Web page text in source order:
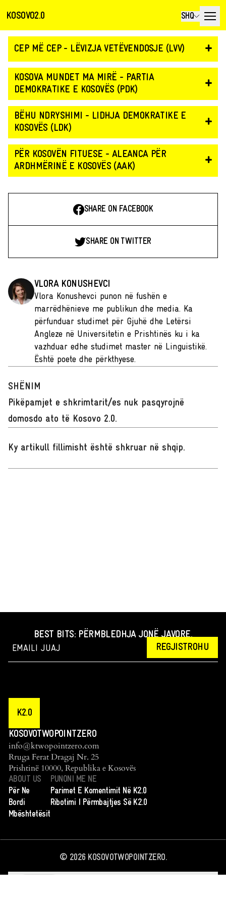
KOSOVO2.0 SHQ
CEP MË CEP - LËVIZJA VETËVENDOSJE (LVV) +
KOSOVA MUNDET MA MIRË - PARTIA
DEMOKRATIKE E KOSOVËS (PDK)
+
BËHU NDRYSHIMI - LIDHJA DEMOKRATIKE E
KOSOVËS (LDK)
+
PËR KOSOVËN FITUESE - ALEANCA PËR
ARDHMËRINË E KOSOVËS (AAK)
+
SHARE ON FACEBOOK
SHARE ON TWITTER
VLORA KONUSHEVCI
Vlora Konushevci punon në fushën e
marrëdhënieve me publikun dhe media. Ka
përfunduar studimet për Gjuhë dhe Letërsi
Angleze në Universitetin e Prishtinës ku i ka
vazhduar edhe studimet master në Linguistikë.
Është poete dhe përkthyese.
SHËNIM
Pikëpamjet e shkrimtarit/es nuk pasqyrojnë
domosdo ato të Kosovo 2.0.
Ky artikull fillimisht është shkruar në shqip.
BEST BITS: PËRMBLEDHJA JONË JAVORE.
REGJISTROHU
K2.0
KOSOVOTWOPOINTZERO
info@ktwopointzero.com
Rruga Ferat Dragaj Nr. 25
Prishtinë 10000, Republika e Kosovës
ABOUT US
Për Ne
Bordi
Mbështetësit
PUNONI ME NE
Parimet E Komentimit Në K2.0
Ribotimi I Përmbajtjes Së K2.0
© 2026KOSOVOTWOPOINTZERO.